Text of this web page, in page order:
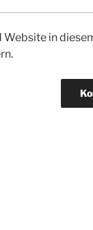
Website in